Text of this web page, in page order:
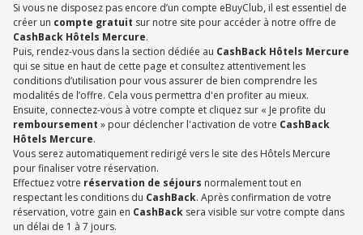
Si vous ne disposez pas encore d’un compte eBuyClub, il est essentiel de
créer un compte gratuit sur notre site pour accéder à notre offre de
CashBack Hôtels Mercure.
Puis, rendez-vous dans la section dédiée au CashBack Hôtels Mercure
qui se situe en haut de cette page et consultez attentivement les
conditions d’utilisation pour vous assurer de bien comprendre les
modalités de l’offre. Cela vous permettra d'en profiter au mieux.
Ensuite, connectez-vous à votre compte et cliquez sur « Je profite du
remboursement » pour déclencher l'activation de votre CashBack
Hôtels Mercure.
Vous serez automatiquement redirigé vers le site des Hôtels Mercure
pour finaliser votre réservation.
Effectuez votre réservation de séjours normalement tout en
respectant les conditions du CashBack. Après confirmation de votre
réservation, votre gain en CashBack sera visible sur votre compte dans
un délai de 1 à 7 jours.